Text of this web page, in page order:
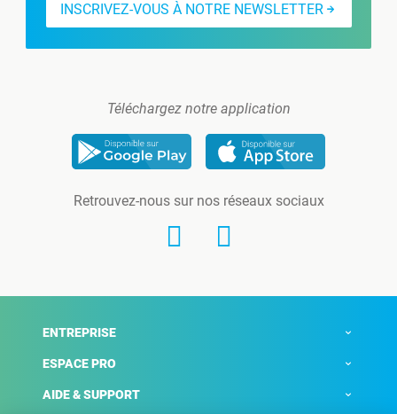
INSCRIVEZ-VOUS À NOTRE NEWSLETTER
Téléchargez notre application
Retrouvez-nous sur nos réseaux sociaux
ENTREPRISE
ESPACE PRO
AIDE & SUPPORT